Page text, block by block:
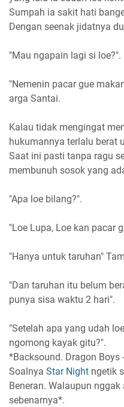
Sumpah ia sakit hati
Dengan seenak jidatnya
"Mau ngapain lagi si loe?".
"Nemenin pacar gue
arga Santai.
Kalau tidak mengingat
hukumannya terlalu berat
Saat ini pasti tanpa ragu
membunuh sosok yang
"Apa loe bilang?".
"Loe Lupa, Loe kan pacar
"Hanya untuk taruhan"
"Dan taruhan itu belum
punya sisa waktu 2 hari".
"Setelah apa yang udah
ngomong kayak gitu?".
*Backsound. Dragon Boys
Soalnya Star Night ngetik
Beneran. Walaupun
sebenarnya*.